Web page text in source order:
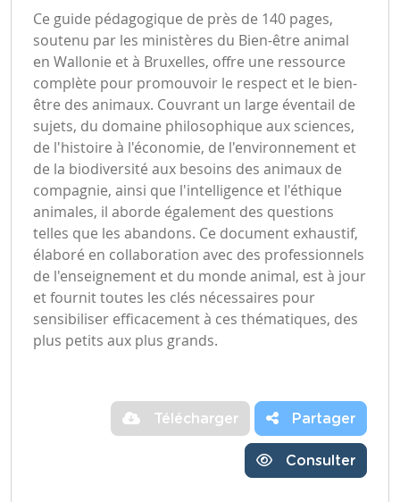
Ce guide pédagogique de près de 140 pages,
soutenu par les ministères du Bien-être animal
en Wallonie et à Bruxelles, offre une ressource
complète pour promouvoir le respect et le bien-
être des animaux. Couvrant un large éventail de
sujets, du domaine philosophique aux sciences,
de l'histoire à l'économie, de l'environnement et
de la biodiversité aux besoins des animaux de
compagnie, ainsi que l'intelligence et l'éthique
animales, il aborde également des questions
telles que les abandons. Ce document exhaustif,
élaboré en collaboration avec des professionnels
de l'enseignement et du monde animal, est à jour
et fournit toutes les clés nécessaires pour
sensibiliser efficacement à ces thématiques, des
plus petits aux plus grands.
Télécharger Partager
Consulter